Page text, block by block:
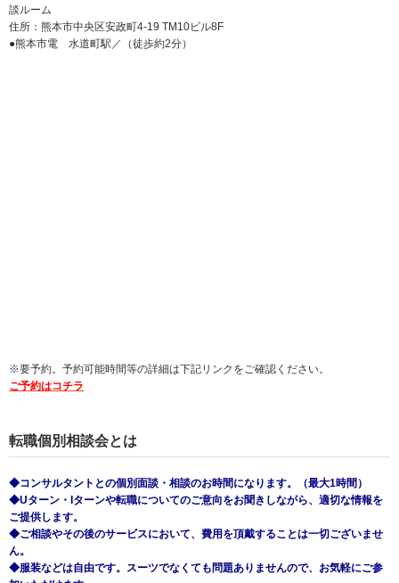
談ルーム
住所：熊本市中央区安政町4-19 TM10ビル8F
●熊本市電 水道町駅／（徒歩約2分）
※要予約。予約可能時間等の詳細は下記リンクをご確認ください。
ご予約はコチラ
転職個別相談会とは
◆コンサルタントとの個別面談・相談のお時間になります。（最大1時間）
◆Uターン・Iターンや転職についてのご意向をお聞きしながら、適切な情報を
ご提供します。
◆ご相談やその後のサービスにおいて、費用を頂戴することは一切ございませ
ん。
◆服装などは自由です。スーツでなくても問題ありませんので、お気軽にご参